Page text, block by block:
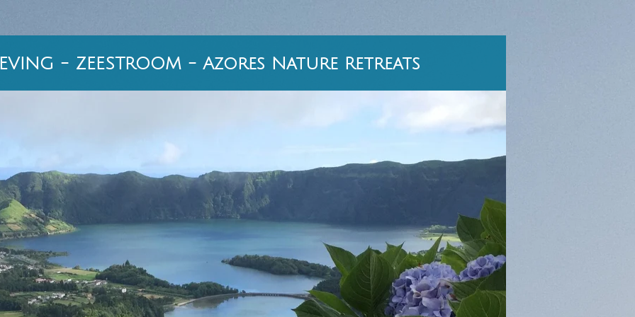
- ZEESTROOM - Azores Nature Retreats